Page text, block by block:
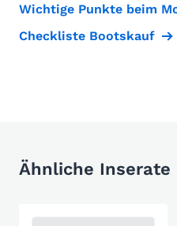
Wichtige Punkte beim
Checkliste Bootskauf
Ähnliche Inserate